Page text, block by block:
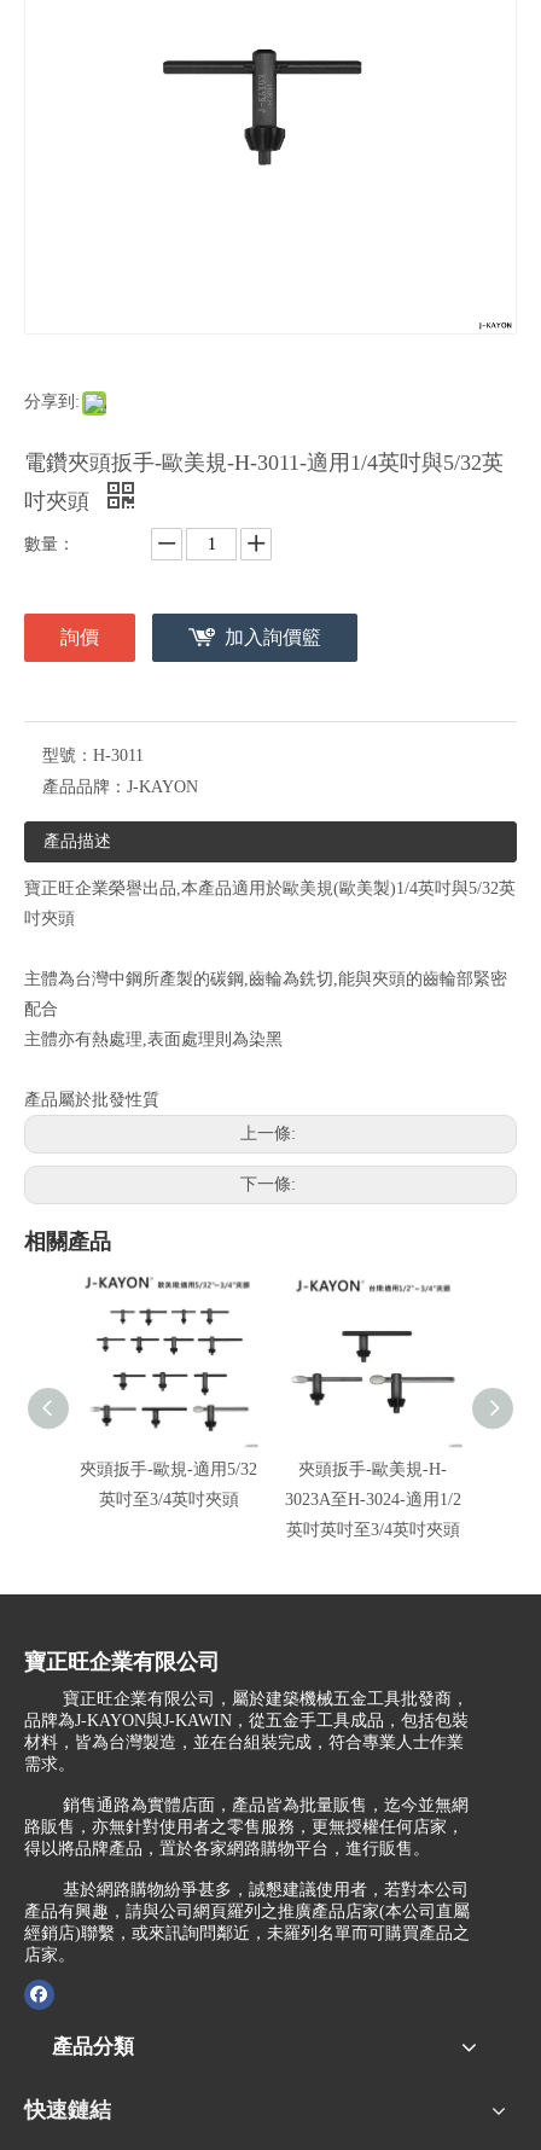
分享到:
電鑽夾頭扳手-歐美規-H-3011-適用1/4英吋與5/32英
吋夾頭
數量：
詢價 加入詢價籃
型號： H-3011
產品品牌： J-KAYON
產品描述
寶正旺企業榮譽出品,本產品適用於歐美規(歐美製)1/4英吋與5/32英
吋夾頭
主體為台灣中鋼所產製的碳鋼,齒輪為銑切,能與夾頭的齒輪部緊密
配合
主體亦有熱處理,表面處理則為染黑
產品屬於批發性質
上一條:
下一條:
相關產品
夾頭扳手-歐規-適用5/32
英吋至3/4英吋夾頭
夾頭扳手-歐美規-H-
3023A至H-3024-適用1/2
英吋英吋至3/4英吋夾頭
寶正旺企業有限公司
寶正旺企業有限公司，屬於建築機械五金工具批發商，
品牌為J-KAYON與J-KAWIN，從五金手工具成品，包括包裝
材料，皆為台灣製造，並在台組裝完成，符合專業人士作業
需求。
銷售通路為實體店面，產品皆為批量販售，迄今並無網
路販售，亦無針對使用者之零售服務，更無授權任何店家，
得以將品牌產品，置於各家網路購物平台，進行販售。
基於網路購物紛爭甚多，誠懇建議使用者，若對本公司
產品有興趣，請與公司網頁羅列之推廣產品店家(本公司直屬
經銷店)聯繫，或來訊詢問鄰近，未羅列名單而可購買產品之
店家。
產品分類
快速鏈結